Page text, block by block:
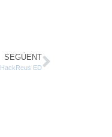
SEGÜENT
HackReus ED